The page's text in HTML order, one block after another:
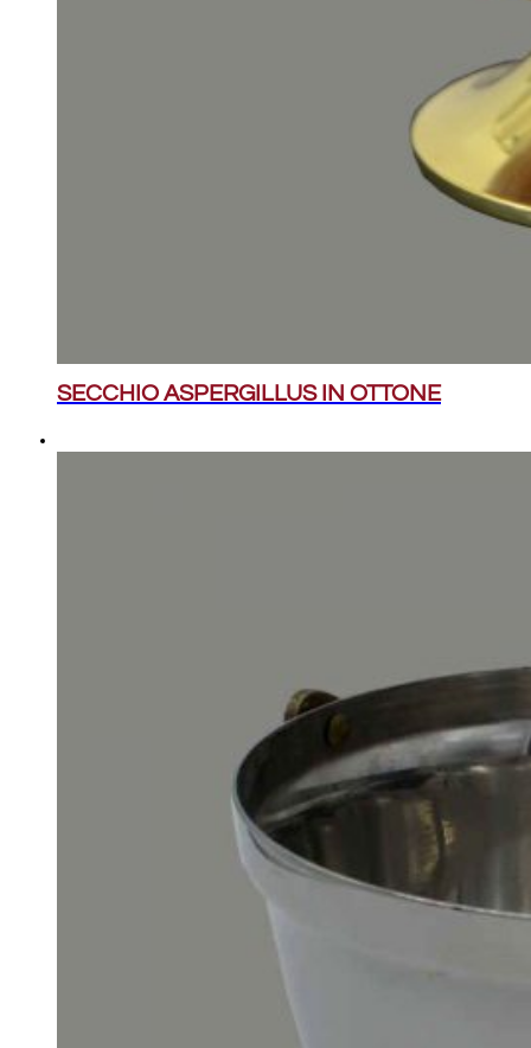
SECCHIO ASPERGILLUS IN OTTONE